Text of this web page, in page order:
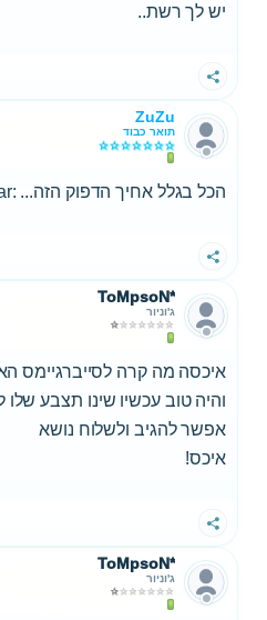
יש לך רשת..
שתף
ZuZu
תואר כבוד
הכל בגלל אחיך הדפוק הזה... :mozar:
שתף
ToMpsoN*
ג'וניור
איכסה מה קרה לסייברגיימס
והיה טוב עכשיו שינו תצבע שלו
אפשר להגיב ולשלוח נושא
איכס!
שתף
ToMpsoN*
ג'וניור